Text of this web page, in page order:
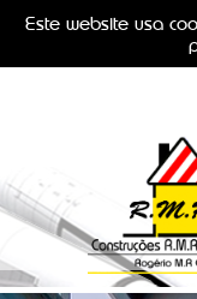
Este website usa